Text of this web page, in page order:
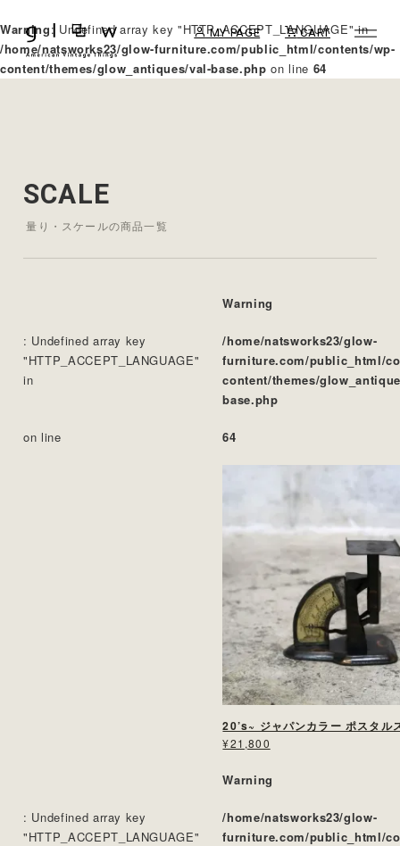
Warning: Undefined array key "HTTP_ACCEPT_LANGUAGE" in
/home/natsworks23/glow-furniture.com/public_html/contents/wp-
content/themes/glow_antiques/val-base.php on line 64
MY PAGE CART
SCALE
量り・スケールの商品一覧
Warning
: Undefined array key
"HTTP_ACCEPT_LANGUAGE"
in
/home/natsworks23/glow-
furniture.com/public_html/
content/themes/
base.php
on line 64
20’s~ ジャパンカラー ポスタル
¥21,800
Warning
: Undefined array key
"HTTP_ACCEPT_LANGUAGE"
/home/natsworks23/glow-
furniture.com/public_html/